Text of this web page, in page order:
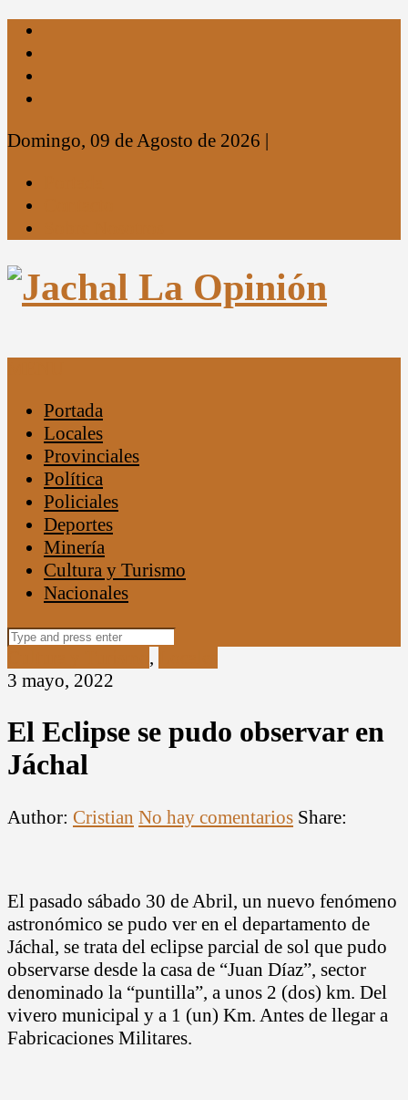
Domingo, 09 de Agosto de 2026 |
Portada
Locales
Provinciales
Política
Policiales
Deportes
Minería
Cultura y Turismo
Nacionales
Search
,
3 mayo, 2022
El Eclipse se pudo observar en
Jáchal
Author: Cristian No hay comentarios Share:
El pasado sábado 30 de Abril, un nuevo fenómeno
astronómico se pudo ver en el departamento de
Jáchal, se trata del eclipse parcial de sol que pudo
observarse desde la casa de “Juan Díaz”, sector
denominado la “puntilla”, a unos 2 (dos) km. Del
vivero municipal y a 1 (un) Km. Antes de llegar a
Fabricaciones Militares.